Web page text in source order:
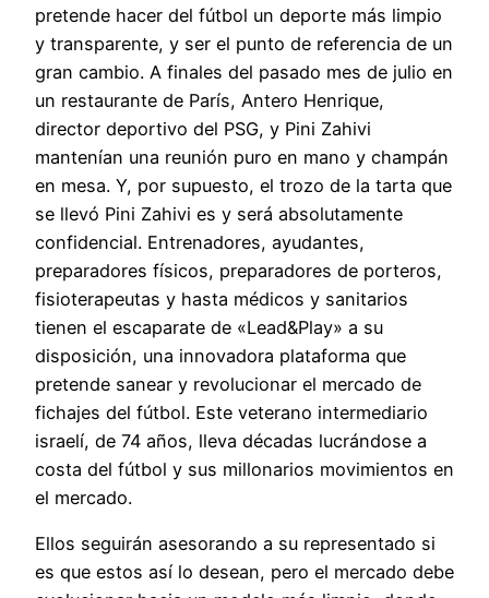
pretende hacer del fútbol un deporte más limpio
y transparente, y ser el punto de referencia de un
gran cambio. A finales del pasado mes de julio en
un restaurante de París, Antero Henrique,
director deportivo del PSG, y Pini Zahivi
mantenían una reunión puro en mano y champán
en mesa. Y, por supuesto, el trozo de la tarta que
se llevó Pini Zahivi es y será absolutamente
confidencial. Entrenadores, ayudantes,
preparadores físicos, preparadores de porteros,
fisioterapeutas y hasta médicos y sanitarios
tienen el escaparate de «Lead&Play» a su
disposición, una innovadora plataforma que
pretende sanear y revolucionar el mercado de
fichajes del fútbol. Este veterano intermediario
israelí, de 74 años, lleva décadas lucrándose a
costa del fútbol y sus millonarios movimientos en
el mercado.
Ellos seguirán asesorando a su representado si
es que estos así lo desean, pero el mercado debe